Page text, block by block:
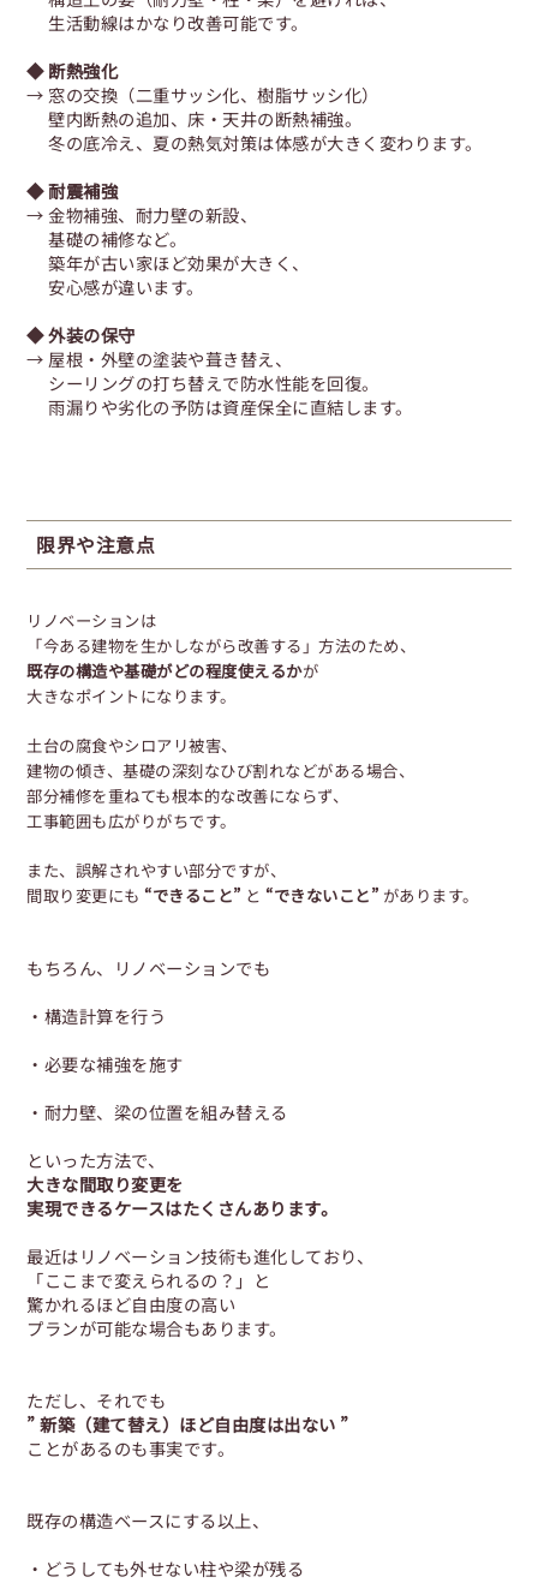
生活動線はかなり改善可能です。
◆ 断熱強化
→ 窓の交換（二重サッシ化、樹脂サッシ化）
壁内断熱の追加、床・天井の断熱補強。
冬の底冷え、夏の熱気対策は体感が大きく変わります。
◆ 耐震補強
→ 金物補強、耐力壁の新設、
基礎の補修など。
築年が古い家ほど効果が大きく、
安心感が違います。
◆ 外装の保守
→ 屋根・外壁の塗装や葺き替え、
シーリングの打ち替えで防水性能を回復。
雨漏りや劣化の予防は資産保全に直結します。
限界や注意点
リノベーションは
「今ある建物を生かしながら改善する」方法のため、
既存の構造や基礎がどの程度使えるかが
大きなポイントになります。
土台の腐食やシロアリ被害、
建物の傾き、基礎の深刻なひび割れなどがある場合、
部分補修を重ねても根本的な改善にならず、
工事範囲も広がりがちです。
また、誤解されやすい部分ですが、
間取り変更にも “できること” と “できないこと” があります。
もちろん、リノベーションでも
・構造計算を行う
・必要な補強を施す
・耐力壁、梁の位置を組み替える
といった方法で、
大きな間取り変更を
実現できるケースはたくさんあります。
最近はリノベーション技術も進化しており、
「ここまで変えられるの？」と
驚かれるほど自由度の高い
プランが可能な場合もあります。
ただし、それでも
” 新築（建て替え）ほど自由度は出ない ”
ことがあるのも事実です。
既存の構造ベースにする以上、
・どうしても外せない柱や梁が残る